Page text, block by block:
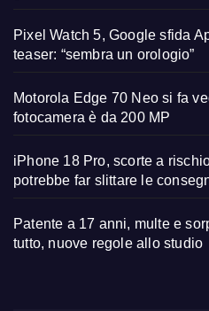
Pixel Watch 5, Google sfida
teaser: “sembra un orologio”
Motorola Edge 70 Neo si fa
fotocamera è da 200 MP
iPhone 18 Pro, scorte a
potrebbe far slittare le
Patente a 17 anni, multe e
tutto, nuove regole allo studio